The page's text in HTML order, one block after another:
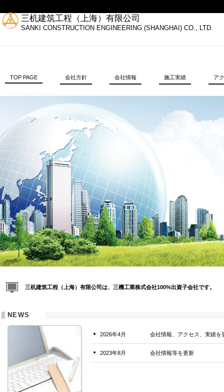
三机建筑工程（上海）有限公司
SANKI CONSTRUCTION ENGINEERING (SHANGHAI) CO., LTD.
三机建筑工程（上海）有限公司は、三機工業株式会社100%出資子会社です。
NEWS
2026年4月 会社情報、アクセス、実績を
2023年8月 会社情報等を更新
TOP PAGE 会社方針 会社情報 施工実績 ア